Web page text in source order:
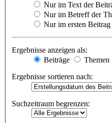
Nur im Text der
Nur im Betreff der
Nur im ersten Beitrag
Ergebnisse anzeigen als:
Beiträge
Themen
Ergebnisse sortieren nach:
Suchzeitraum begrenzen: